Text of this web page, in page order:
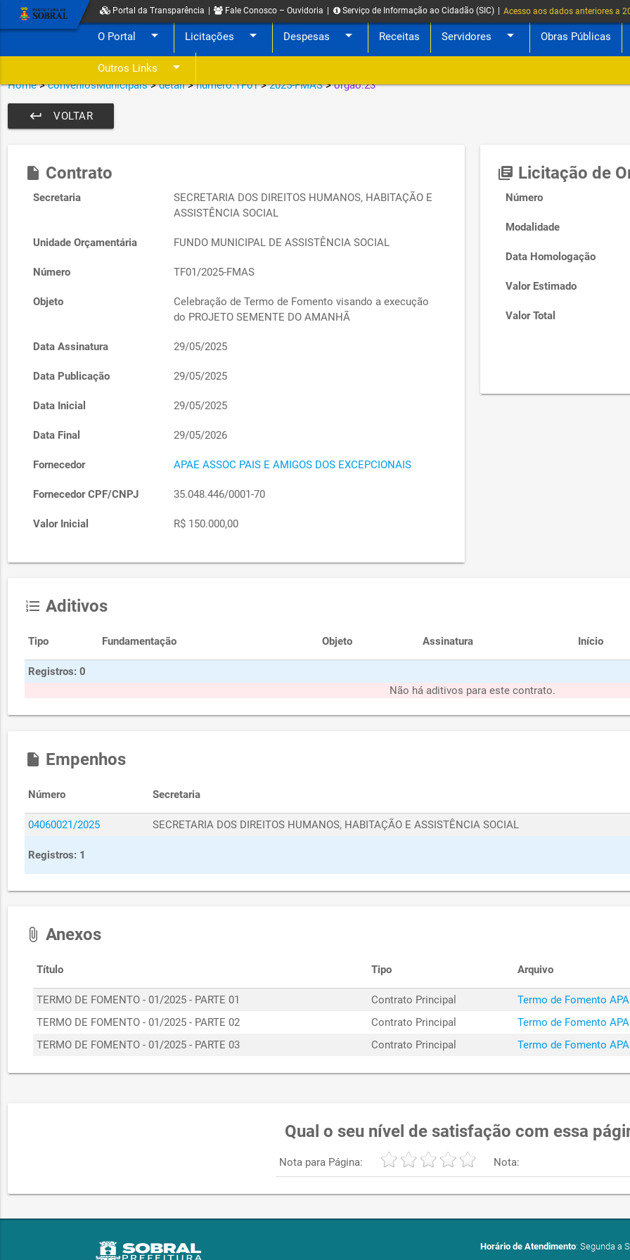
Portal da Transparência Fale Conosco – Ouvidoria Serviço de Informação ao Cidadão (SIC) Acesso aos dados anteriores a
O Portal arrow_drop_down Licitações arrow_drop_down Despesas arrow_drop_down Receitas Servidores arrow_drop_down Obras Públicas
Outros Links arrow_drop_down
Home>conveniosMunicipais>detail>numero:TF01>2025-FMAS>orgao:23
VOLTAR
keyboard_return
insert_drive_file Contrato
Secretaria
SECRETARIA DOS DIREITOS HUMANOS, HABITAÇÃO E
ASSISTÊNCIA SOCIAL
Unidade Orçamentária FUNDO MUNICIPAL DE ASSISTÊNCIA SOCIAL
Número TF01/2025-FMAS
Objeto
Celebração de Termo de Fomento visando a execução
do PROJETO SEMENTE DO AMANHÃ
Data Assinatura 29/05/2025
Data Publicação 29/05/2025
Data Inicial 29/05/2025
Data Final 29/05/2026
Fornecedor APAE ASSOC PAIS E AMIGOS DOS EXCEPCIONAIS
Fornecedor CPF/CNPJ 35.048.446/0001-70
Valor Inicial R$ 150.000,00
library_books Licitação de
Número
Modalidade
Data Homologação
Valor Estimado
Valor Total
format_list_numbered Aditivos
Tipo Fundamentação Objeto Assinatura Início
Registros: 0
Não há aditivos para este contrato.
insert_drive_file Empenhos
Número Secretaria
04060021/2025 SECRETARIA DOS DIREITOS HUMANOS, HABITAÇÃO E ASSISTÊNCIA SOCIAL
Registros: 1
attach_file Anexos
Título Tipo Arquivo
TERMO DE FOMENTO - 01/2025 - PARTE 01 Contrato Principal
Termo de Fomento
TERMO DE FOMENTO - 01/2025 - PARTE 02
Contrato Principal
Termo de Fomento
TERMO DE FOMENTO - 01/2025 - PARTE 03
Contrato Principal Termo de Fomento
Qual o seu nível de satisfação com essa
Nota para Página: Nota:
Horário de Atendimento: Segunda a